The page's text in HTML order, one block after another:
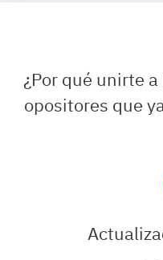
¿Por qué unirte a
opositores que